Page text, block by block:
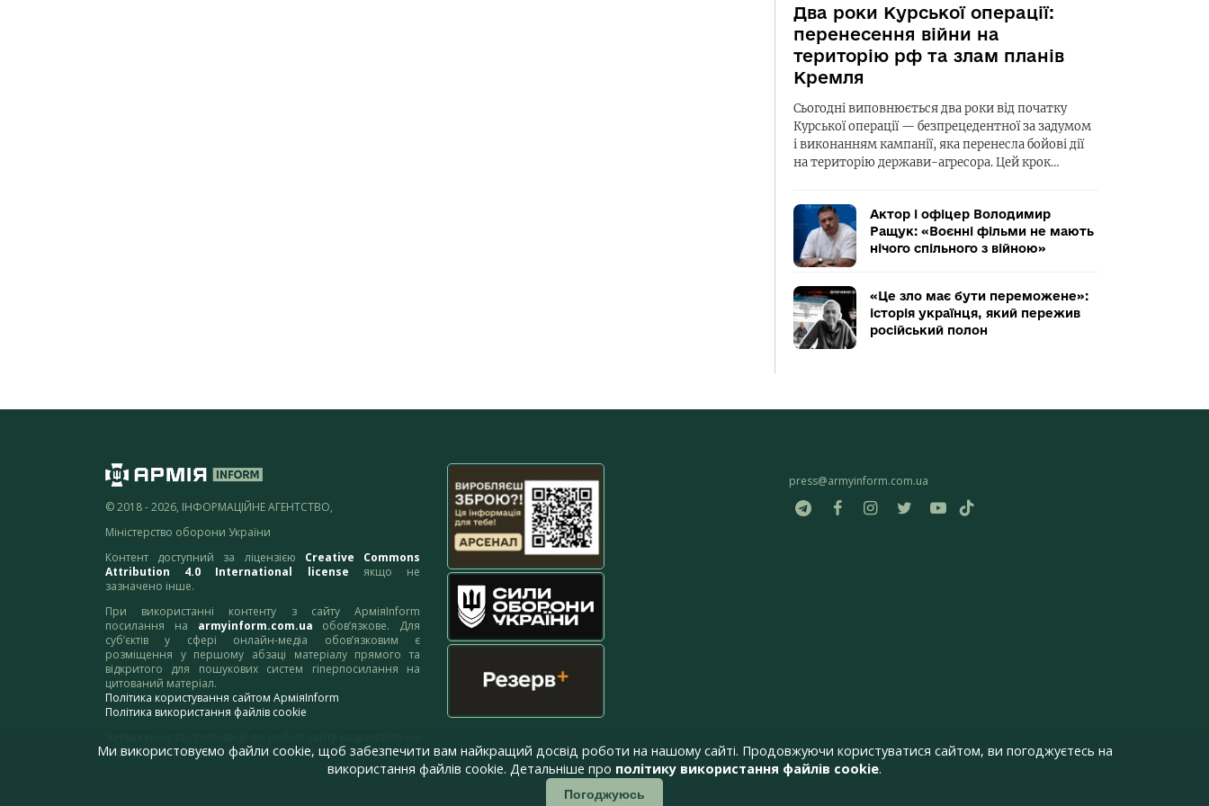
Два роки Курської операції:
перенесення війни на
територію рф та злам планів
Кремля
Сьогодні виповнюється два роки від початку
Курської операції — безпрецедентної за задумом
і виконанням кампанії, яка перенесла бойові дії
на територію держави-агресора. Цей крок…
Актор і офіцер Володимир
Ращук: «Воєнні фільми не мають
нічого спільного з війною»
«Це зло має бути переможене»:
історія українця, який пережив
російський полон
© 2018 - 2026, ІНФОРМАЦІЙНЕ АГЕНТСТВО,
Міністерство оборони України
Контент доступний за ліцензією Creative Commons
Attribution 4.0 International license якщо не
зазначено інше.
При використанні контенту з сайту АрміяInform
посилання на armyinform.com.ua обов’язкове. Для
суб’єктів у сфері онлайн-медіа обов’язковим є
розміщення у першому абзаці матеріалу прямого та
відкритого для пошукових систем гіперпосилання на
цитований матеріал.
Політика користування сайтом АрміяInform
Політика використання файлів cookie
адресу:webmaster@armyinform.com.ua
press@armyinform.com.ua
Ми використовуємо файли cookie, щоб забезпечити вам найкращий досвід роботи на нашому сайті. Продовжуючи користуватися сайтом, ви погоджуєтесь на
використання файлів cookie. Детальніше про політику використання файлів cookie.
Погоджуюсь